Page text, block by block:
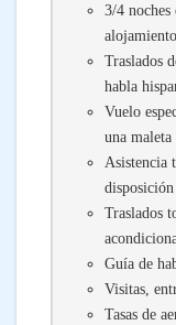
3/4
Traslados
habla
Vuelo
una maleta
Asistencia
Traslados
Guía de
Visitas,
Tasas de